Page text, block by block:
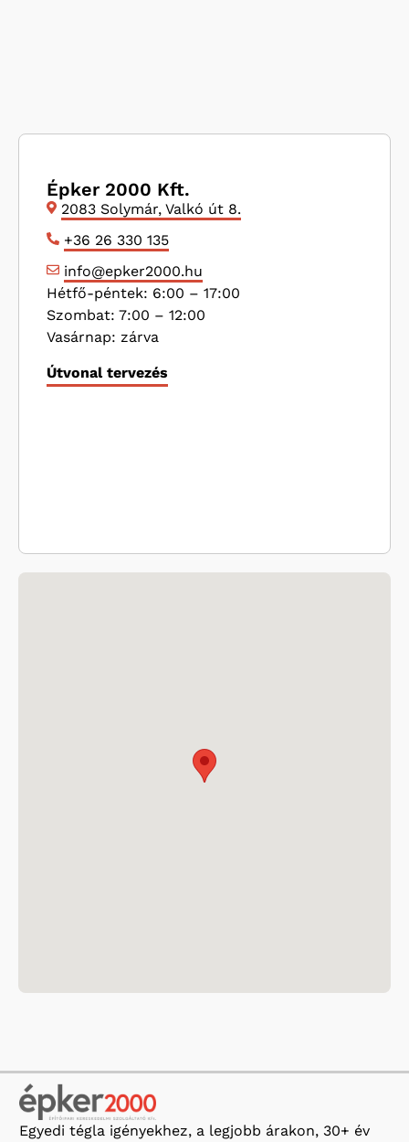
Épker 2000 Kft.
2083 Solymár, Valkó út 8.
+36 26 330 135
info@epker2000.hu
Hétfő-péntek: 6:00 – 17:00
Szombat: 7:00 – 12:00
Vasárnap: zárva
Útvonal tervezés
Egyedi tégla igényekhez, a legjobb árakon, 30+ év